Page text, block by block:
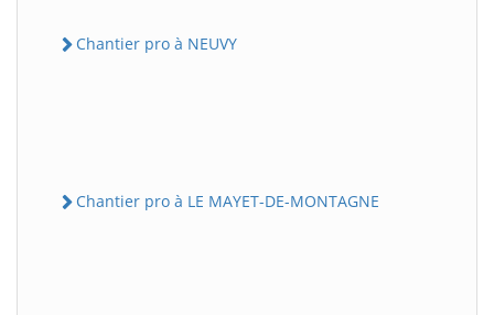
Chantier pro à NEUVY
Chantier pro à LE MAYET-DE-MONTAGNE